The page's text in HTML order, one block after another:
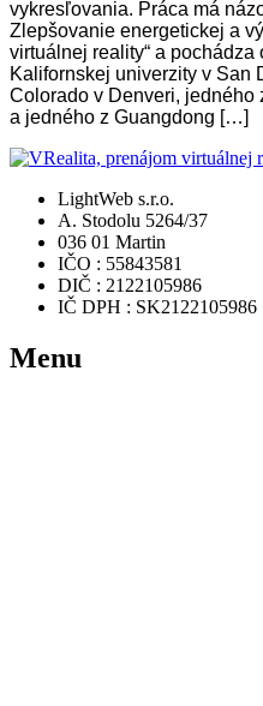
vykresľovania. Práca má
Zlepšovanie energetickej a
virtuálnej reality“ a
Kalifornskej univerzity v San
Colorado v Denveri,
a jedného z Guangdong […]
LightWeb s.r.o.
A. Stodolu 5264/37
036 01 Martin
IČO : 55843581
DIČ : 2122105986
IČ DPH : SK2122105986
Menu